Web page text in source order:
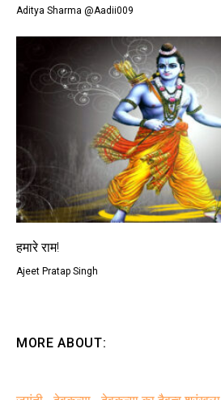
Aditya Sharma @Aadii009
हमारे राम!
Ajeet Pratap Singh
MORE ABOUT: